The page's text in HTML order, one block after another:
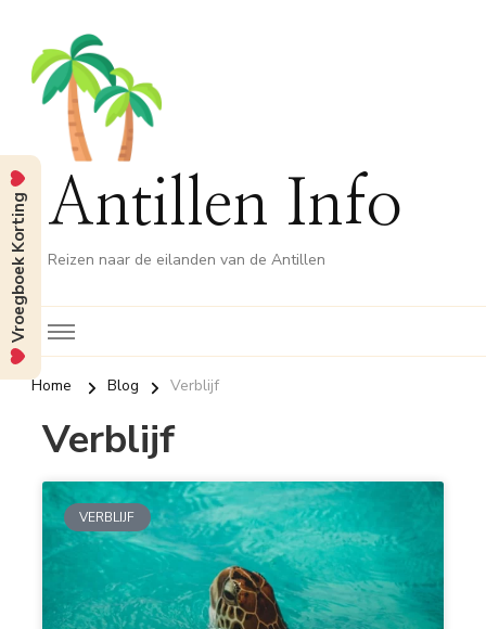
Antillen Info
Reizen naar de eilanden van de Antillen
Home Blog Verblijf
Verblijf
VERBLIJF
Vroegboek Korting